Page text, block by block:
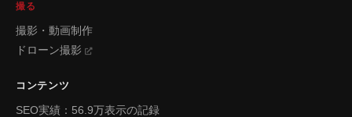
撮る
撮影・動画制作
ドローン撮影
コンテンツ
SEO実績：56.9万表示の記録